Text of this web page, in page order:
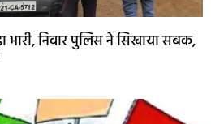
भारी, निवार पुलिस ने सिखाया सबक,